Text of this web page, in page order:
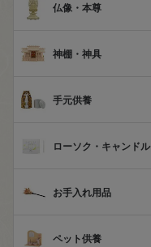
仏像・本尊
神棚・神具
手元供養
ローソク・キャンドル
お手入れ用品
ペット供養